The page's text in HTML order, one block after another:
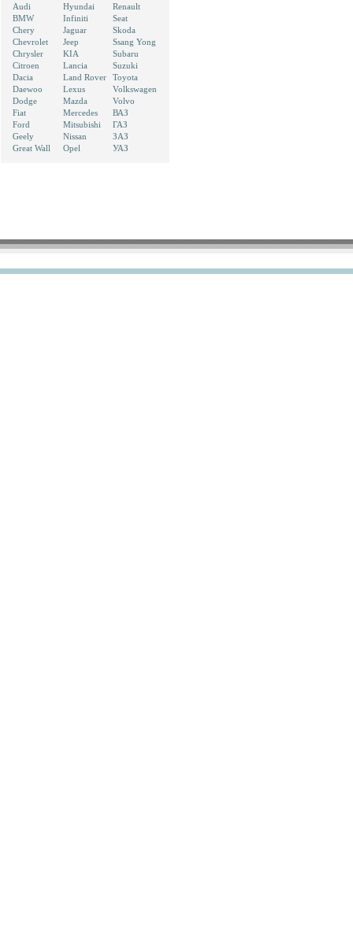
Audi
BMW
Chery
Chevrolet
Chrysler
Citroen
Dacia
Daewoo
Dodge
Fiat
Ford
Geely
Great Wall
Hyundai
Infiniti
Jaguar
Jeep
KIA
Lancia
Land Rover
Lexus
Mazda
Mercedes
Mitsubishi
Nissan
Opel
Renault
Seat
Skoda
Ssang Yong
Subaru
Suzuki
Toyota
Volkswagen
Volvo
ВАЗ
ГАЗ
ЗАЗ
УАЗ